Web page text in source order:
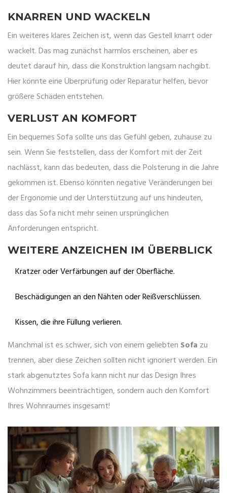
KNARREN UND WACKELN
Ein weiteres klares Zeichen ist, wenn das Gestell knarrt oder
wackelt. Das mag zunächst harmlos erscheinen, aber es
deutet darauf hin, dass die Konstruktion langsam nachgibt.
Hier könnte eine Überprüfung oder Reparatur helfen, bevor
größere Schäden entstehen.
VERLUST AN KOMFORT
Ein bequemes Sofa sollte uns das Gefühl geben, zuhause zu
sein. Wenn Sie feststellen, dass der Komfort mit der Zeit
nachlässt, kann das bedeuten, dass die Polsterung in die Jahre
gekommen ist. Ebenso könnten negative Veränderungen bei
der Ergonomie und der Unterstützung auf uns hindeuten,
dass das Sofa nicht mehr seinen ursprünglichen
Anforderungen entspricht.
WEITERE ANZEICHEN IM ÜBERBLICK
Kratzer oder Verfärbungen auf der Oberfläche.
Beschädigungen an den Nähten oder Reißverschlüssen.
Kissen, die ihre Füllung verlieren.
Manchmal ist es schwer, sich von einem geliebten Sofa zu
trennen, aber diese Zeichen sollten nicht ignoriert werden. Ein
stark abgenutztes Sofa kann nicht nur das Design Ihres
Wohnzimmers beeinträchtigen, sondern auch den Komfort
Ihres Wohnraumes insgesamt!